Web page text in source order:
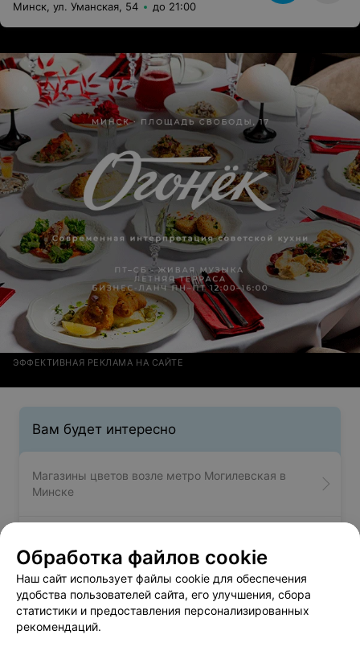
будем.
Минск, ул. Уманская, 54 до 21:00
ЭФФЕКТИВНАЯ РЕКЛАМА НА САЙТЕ
Вам будет интересно
Магазины цветов возле метро Могилевская в
Минске
Минске
Магазины цветов возле метро Московская в
Минске
Обработка файлов cookie
Наш сайт использует файлы cookie для обеспечения
удобства пользователей сайта, его улучшения, сбора
статистики и предоставления персонализированных
рекомендаций.